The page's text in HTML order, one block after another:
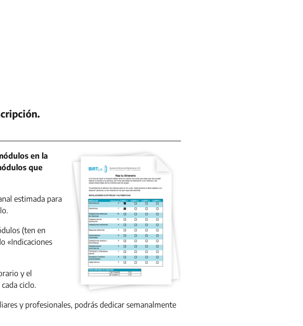
en la
que
estimada para
(ten en
«Indicaciones
y el
ciclo.
y profesionales, podrás dedicar semanalmente